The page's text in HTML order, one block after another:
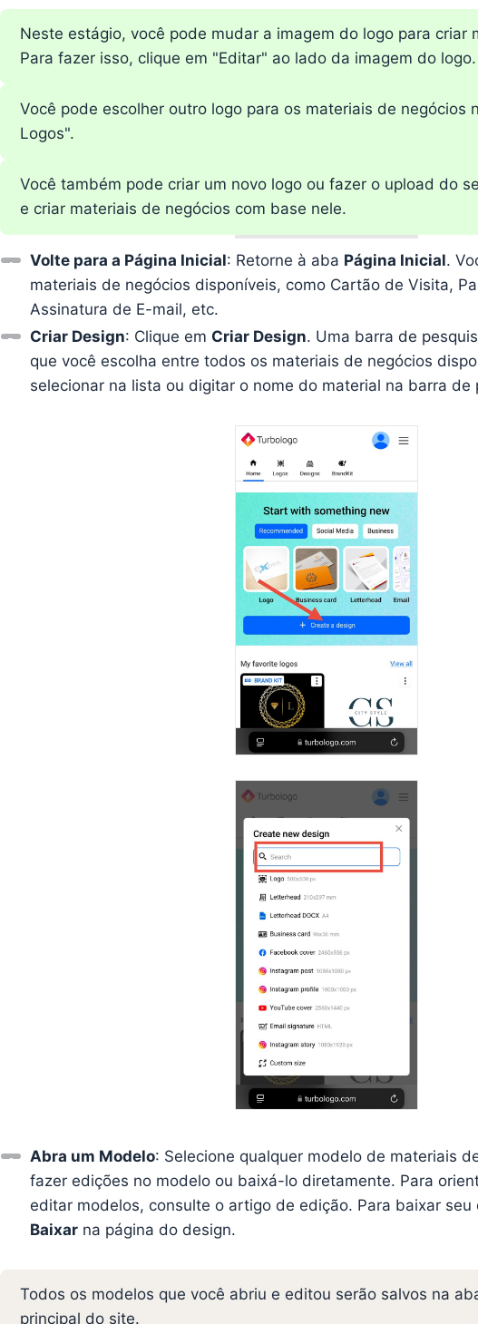
Neste estágio, você pode mudar a imagem do logo para criar
Para fazer isso, clique em "Editar" ao lado da imagem do logo.
Você pode escolher outro logo para os materiais de negócios
Logos".
Você também pode criar um novo logo ou fazer o upload do
e criar materiais de negócios com base nele.
Volte para a Página Inicial: Retorne à aba Página Inicial.
materiais de negócios disponíveis, como Cartão de Visita,
Assinatura de E-mail, etc.
Criar Design: Clique em Criar Design. Uma barra de
que você escolha entre todos os materiais de negócios
selecionar na lista ou digitar o nome do material na barra de
Abra um Modelo: Selecione qualquer modelo de materiais
fazer edições no modelo ou baixá-lo diretamente. Para
editar modelos, consulte o artigo de edição. Para baixar
Baixarna página do design.
Todos os modelos que você abriu e editou serão salvos na
principal do site.